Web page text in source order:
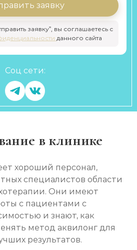
заявку
заявку”, вы соглашаетесь с
данного сайта
Соц сети:
в клинике
хороший персонал,
специалистов области
Они имеют
с пациентами с
и знают, как
метод аквилонг для
результатов.